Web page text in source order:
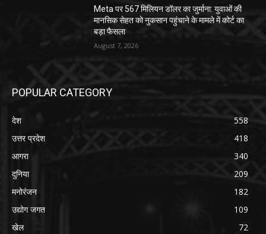
Meta पर 567 मिलियन डॉलर का जुर्माना: युवाओं की
मानसिक सेहत को नुकसान पहुंचाने के मामले में कोर्ट का
बड़ा फैसला
August 7, 2026
POPULAR CATEGORY
देश
558
उत्तर प्रदेश
418
आगरा
340
दुनिया
209
मनोरंजन
182
उद्योग जगत
109
खेल
72